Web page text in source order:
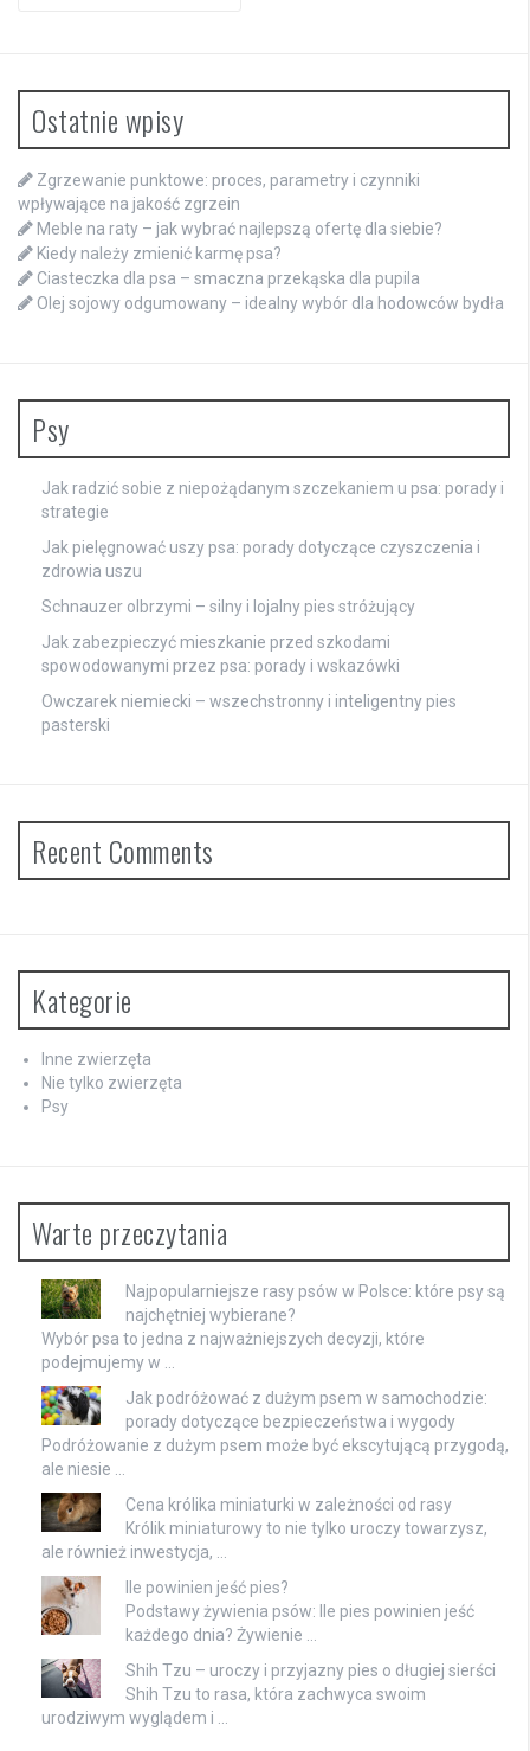
Ostatnie wpisy
Zgrzewanie punktowe: proces, parametry i czynniki
wpływające na jakość zgrzein
Meble na raty – jak wybrać najlepszą ofertę dla siebie?
Kiedy należy zmienić karmę psa?
Ciasteczka dla psa – smaczna przekąska dla pupila
Olej sojowy odgumowany – idealny wybór dla hodowców bydła
Psy
Jak radzić sobie z niepożądanym szczekaniem u psa: porady i
strategie
Jak pielęgnować uszy psa: porady dotyczące czyszczenia i
zdrowia uszu
Schnauzer olbrzymi – silny i lojalny pies stróżujący
Jak zabezpieczyć mieszkanie przed szkodami
spowodowanymi przez psa: porady i wskazówki
Owczarek niemiecki – wszechstronny i inteligentny pies
pasterski
Recent Comments
Kategorie
Inne zwierzęta
Nie tylko zwierzęta
Psy
Warte przeczytania
Najpopularniejsze rasy psów w Polsce: które psy są
najchętniej wybierane?
Wybór psa to jedna z najważniejszych decyzji, które
podejmujemy w …
Jak podróżować z dużym psem w samochodzie:
porady dotyczące bezpieczeństwa i wygody
Podróżowanie z dużym psem może być ekscytującą przygodą,
ale niesie …
Cena królika miniaturki w zależności od rasy
Królik miniaturowy to nie tylko uroczy towarzysz,
ale również inwestycja, …
Ile powinien jeść pies?
Podstawy żywienia psów: Ile pies powinien jeść
każdego dnia? Żywienie …
Shih Tzu – uroczy i przyjazny pies o długiej sierści
Shih Tzu to rasa, która zachwyca swoim
urodziwym wyglądem i …